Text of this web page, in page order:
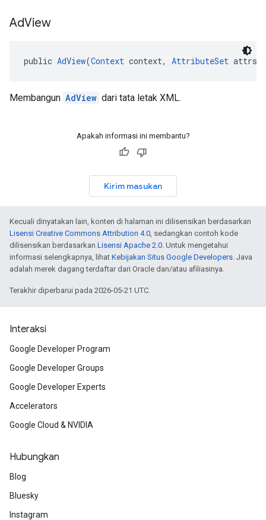
AdView
public AdView(Context context, AttributeSet attrs,
Membangun AdView dari tata letak XML.
Apakah informasi ini membantu?
Kirim masukan
Kecuali dinyatakan lain, konten di halaman ini dilisensikan berdasarkan
Lisensi Creative Commons Attribution 4.0, sedangkan contoh kode
dilisensikan berdasarkan Lisensi Apache 2.0. Untuk mengetahui
informasi selengkapnya, lihat Kebijakan Situs Google Developers. Java
adalah merek dagang terdaftar dari Oracle dan/atau afiliasinya.
Terakhir diperbarui pada 2026-05-21 UTC.
Interaksi
Google Developer Program
Google Developer Groups
Google Developer Experts
Accelerators
Google Cloud & NVIDIA
Hubungkan
Blog
Bluesky
Instagram